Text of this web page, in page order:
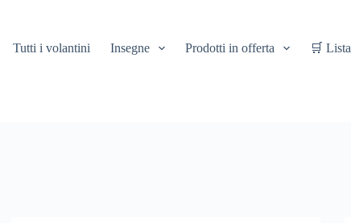
Tutti i volantini Insegne Prodotti in offerta 🛒 Lista